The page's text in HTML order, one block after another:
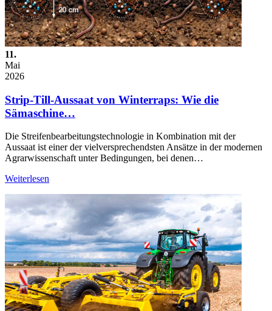
11.
Mai
2026
Strip-Till-Aussaat von Winterraps: Wie die
Sämaschine…
Die Streifenbearbeitungstechnologie in Kombination mit der
Aussaat ist einer der vielversprechendsten Ansätze in der modernen
Agrarwissenschaft unter Bedingungen, bei denen…
Weiterlesen